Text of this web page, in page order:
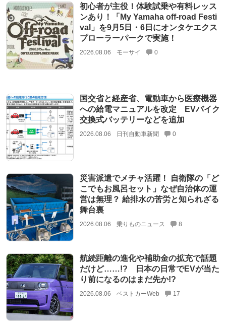
初心者が主役！体験試乗や有料レッス
ンあり！「My Yamaha off-road Festi
val」を9月5日・6日にオンタケエクス
プローラーパークで実施！
2026.08.06 モーサイ 0
国交省と経産省、電動車から医療機器
への給電マニュアルを改定 EVバイク
交換式バッテリーなどを追加
2026.08.06 日刊自動車新聞 0
災害派遣でメチャ活躍！ 自衛隊の「ど
こでもお風呂セット」なぜ自治体の運
営は無理？ 給排水の苦労と知られざる
舞台裏
2026.08.06 乗りものニュース 8
航続距離の進化や補助金の拡充で話題
だけど……!? 日本の日常でEVが当た
り前になるのはまだ先か!?
2026.08.06 ベストカーWeb 17